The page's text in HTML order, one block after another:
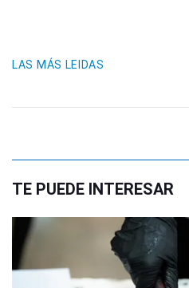
LAS MÁS LEIDAS
TE PUEDE INTERESAR